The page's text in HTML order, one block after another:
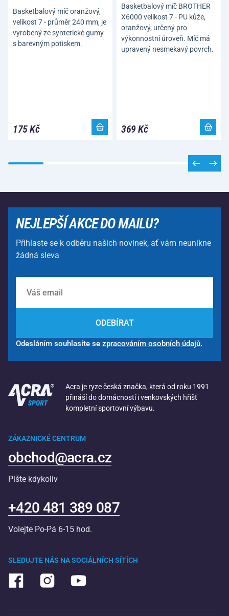
Basketbalový míč oranžový,
velikost 7 - průměr 240 mm, je
vyrobený ze syntetické gumy
s barevným potiskem.
175 Kč
Basketbalový míč BROTHER
X6000 velikost 7 - PU kůže,
oranžový, určený pro
výkonnostní úroveň. Míč má
upravený nesmekavý povrch.
369 Kč
NEJLEPŠÍ AKCE DO MAILU?
Přihlaste se k odběru našich novinek, ať vám neunikne
žádná sleva
ODEBÍRAT
Odesláním souhlasíte se zpracováním osobních údajů.
Acra je ryze česká značka, která od roku 1991
přináší do domácností i venkovských hřišť
kompletní sportovní výbavu.
SLEDUJTE NÁS NA SOCIÁLNÍCH SÍTÍCH
ZÁKAZNICKÉ CENTRUM
obchod@acra.cz
Pište kdykoliv
+420 481 389 087
Volejte Po-Pá 6-15 hod.